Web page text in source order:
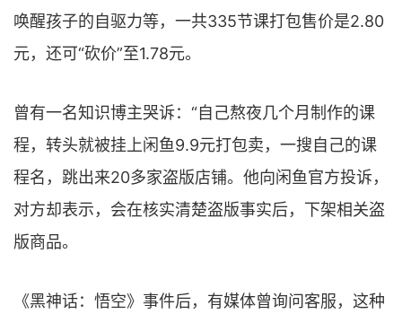
唤醒孩子的自驱力等，一共335节课打包售价是2.80
元，还可“砍价”至1.78元。
曾有一名知识博主哭诉：“自己熬夜几个月制作的课
程，转头就被挂上闲鱼9.9元打包卖，一搜自己的课
程名，跳出来20多家盗版店铺。他向闲鱼官方投诉，
对方却表示，会在核实清楚盗版事实后，下架相关盗
版商品。
《黑神话：悟空》事件后，有媒体曾询问客服，这种